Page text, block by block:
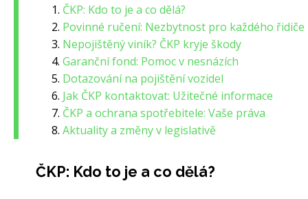
ČKP: Kdo to je a co dělá?
Povinné ručení: Nezbytnost pro každého řidiče
Nepojištěný viník? ČKP kryje škody
Garanční fond: Pomoc v nesnázích
Dotazování na pojištění vozidel
Jak ČKP kontaktovat: Užitečné informace
ČKP a ochrana spotřebitele: Vaše práva
Aktuality a změny v legislativě
ČKP: Kdo to je a co dělá?